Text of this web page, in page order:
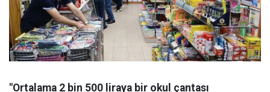
"Ortalama 2 bin 500 liraya bir okul çantası